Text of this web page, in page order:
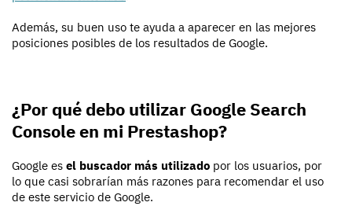
Además, su buen uso te ayuda a aparecer en las mejores
posiciones posibles de los resultados de Google.
¿Por qué debo utilizar Google Search
Console en mi Prestashop?
Google es el buscador más utilizado por los usuarios, por
lo que casi sobrarían más razones para recomendar el uso
de este servicio de Google.